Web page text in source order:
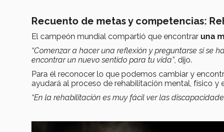
Recuento de metas y competencias:
El campeón mundial compartió que encontrar una
“Comenzar a hacer una reflexión y preguntarse si se
encontrar un nuevo sentido para tu vida”, dijo.
Para él reconocer lo que podemos cambiar y
ayudará al proceso de rehabilitación mental, físico y
“En la rehabilitación es muy fácil ver las